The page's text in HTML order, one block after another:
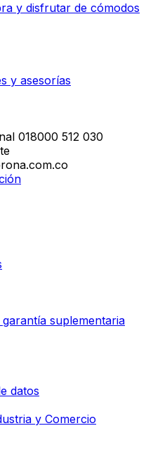
y disfrutar de cómodos
y asesorías
018000 512 030
suplementaria
datos
y Comercio